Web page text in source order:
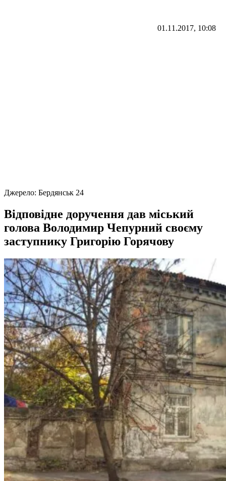
01.11.2017, 10:08
Джерело: Бердянськ 24
Відповідне доручення дав міський
голова Володимир Чепурний своєму
заступнику Григорію Горячову